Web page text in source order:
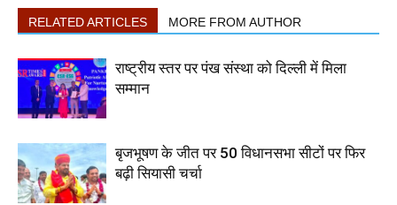
RELATED ARTICLES MORE FROM AUTHOR
राष्ट्रीय स्तर पर पंख संस्था को दिल्ली में मिला
सम्मान
बृजभूषण के जीत पर 50 विधानसभा सीटों पर फिर
बढ़ी सियासी चर्चा